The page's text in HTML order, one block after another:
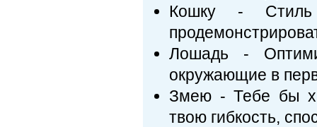
Кошку -
Лошадь -
окружающие в
Змею - Тебе бы
твою гибкость,